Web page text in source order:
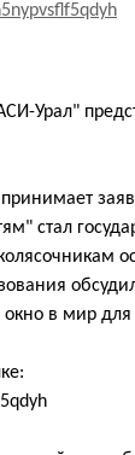
Урал"
стал
в мир для